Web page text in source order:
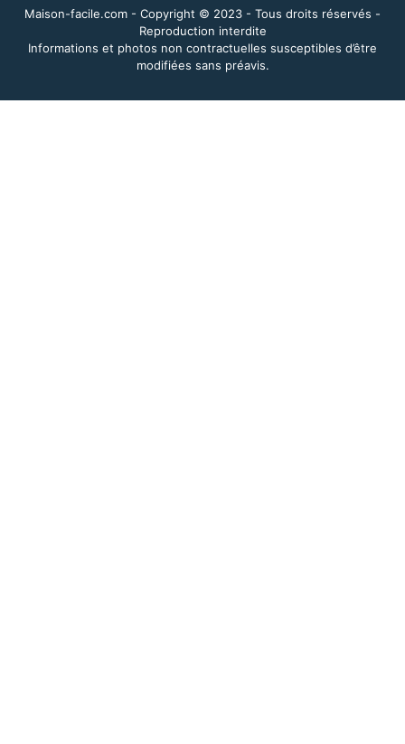
Maison-facile.com - Copyright © 2023 - Tous droits réservés -
Reproduction interdite
Informations et photos non contractuelles susceptibles d’être
modifiées sans préavis.